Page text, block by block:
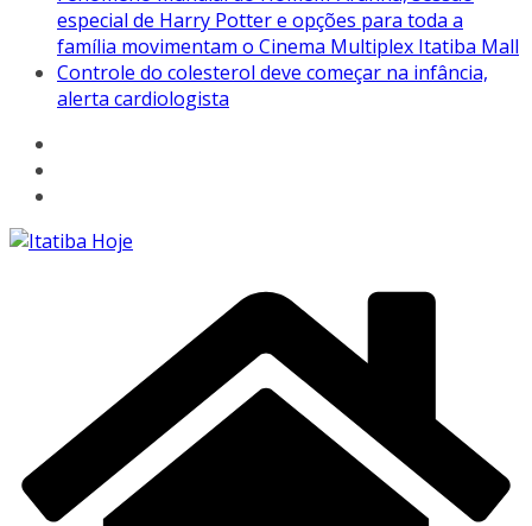
especial de Harry Potter e opções para toda a
família movimentam o Cinema Multiplex Itatiba Mall
Controle do colesterol deve começar na infância,
alerta cardiologista